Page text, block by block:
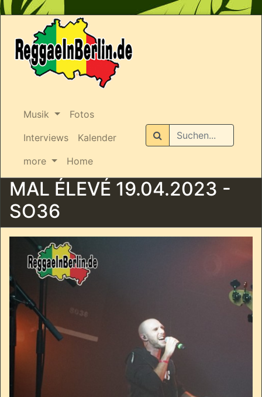
Musik
Fotos
Interviews
Kalender
more
Home
Suchen
MAL ÉLEVÉ 19.04.2023 -
SO36